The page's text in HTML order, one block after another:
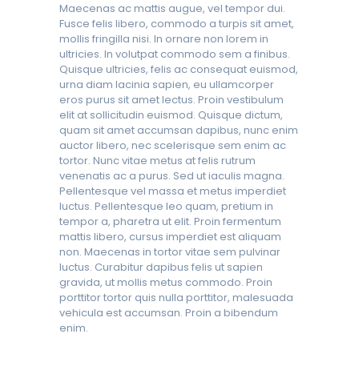
Maecenas ac mattis augue, vel tempor dui.
Fusce felis libero, commodo a turpis sit amet,
mollis fringilla nisi. In ornare non lorem in
ultricies. In volutpat commodo sem a finibus.
Quisque ultricies, felis ac consequat euismod,
urna diam lacinia sapien, eu ullamcorper
eros purus sit amet lectus. Proin vestibulum
elit at sollicitudin euismod. Quisque dictum,
quam sit amet accumsan dapibus, nunc enim
auctor libero, nec scelerisque sem enim ac
tortor. Nunc vitae metus at felis rutrum
venenatis ac a purus. Sed ut iaculis magna.
Pellentesque vel massa et metus imperdiet
luctus. Pellentesque leo quam, pretium in
tempor a, pharetra ut elit. Proin fermentum
mattis libero, cursus imperdiet est aliquam
non. Maecenas in tortor vitae sem pulvinar
luctus. Curabitur dapibus felis ut sapien
gravida, ut mollis metus commodo. Proin
porttitor tortor quis nulla porttitor, malesuada
vehicula est accumsan. Proin a bibendum
enim.